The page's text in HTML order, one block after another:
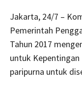
Jakarta, 24/7 –
Pemerintah
Tahun 2017
untuk
paripurna untuk